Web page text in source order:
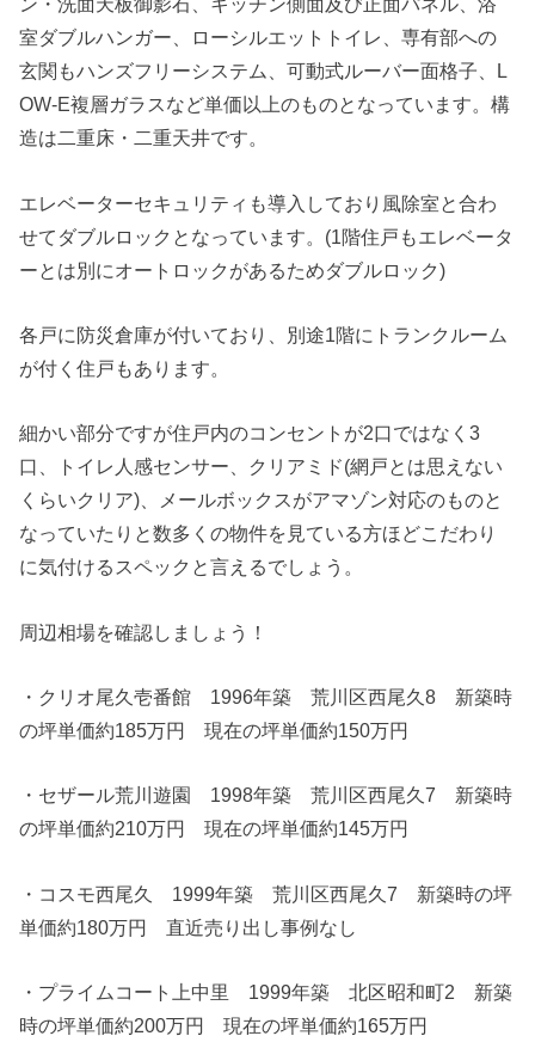
室ダブルハンガー、ローシルエットトイレ、専有部への
玄関もハンズフリーシステム、可動式ルーバー面格子、L
OW-E複層ガラスなど単価以上のものとなっています。構
造は二重床・二重天井です。
エレベーターセキュリティも導入しており風除室と合わ
せてダブルロックとなっています。(1階住戸もエレベータ
ーとは別にオートロックがあるためダブルロック)
各戸に防災倉庫が付いており、別途1階にトランクルーム
が付く住戸もあります。
細かい部分ですが住戸内のコンセントが2口ではなく3
口、トイレ人感センサー、クリアミド(網戸とは思えない
くらいクリア)、メールボックスがアマゾン対応のものと
なっていたりと数多くの物件を見ている方ほどこだわり
に気付けるスペックと言えるでしょう。
周辺相場を確認しましょう！
・クリオ尾久壱番館 1996年築 荒川区西尾久8 新築時
の坪単価約185万円 現在の坪単価約150万円
・セザール荒川遊園 1998年築 荒川区西尾久7 新築時
の坪単価約210万円 現在の坪単価約145万円
・コスモ西尾久 1999年築 荒川区西尾久7 新築時の坪
単価約180万円 直近売り出し事例なし
・プライムコート上中里 1999年築 北区昭和町2 新築
時の坪単価約200万円 現在の坪単価約165万円